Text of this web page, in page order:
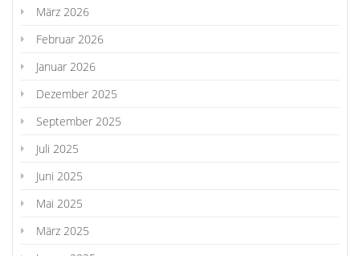
März 2026
Februar 2026
Januar 2026
Dezember 2025
September 2025
Juli 2025
Juni 2025
Mai 2025
März 2025